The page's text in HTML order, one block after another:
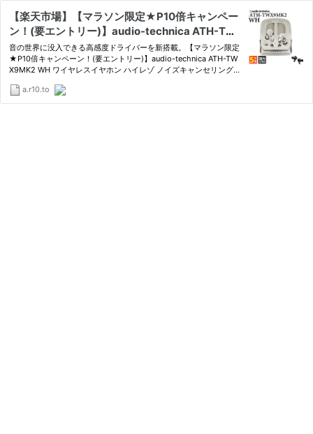
【楽天市場】【マラソン限定★P10倍キャンペー
ン！(要エントリー)】audio-technica ATH-TW
X9MK2 WH ワイヤレスイヤホン ハイレゾ ノイ
ズキャンセリング 外音取り込み 深紫外線除菌シ
ステム オーディオテクニカ 【グループD】：ｅイ
ヤホン楽天市場店
音の世界に没入できる高感度ドライバーを新搭載。【マラソン限定
★P10倍キャンペーン！(要エントリー)】audio-technica ATH-TW
X9MK2 WH ワイヤレスイヤホン ハイレゾ ノイズキャンセリング
プD】a.r10.to